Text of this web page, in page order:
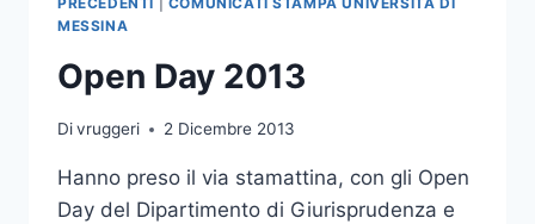
MESSINA
Open Day 2013
Divruggeri 2 Dicembre 2013
Hanno preso il via stamattina, con gli Open
Day del Dipartimento di Giurisprudenza e